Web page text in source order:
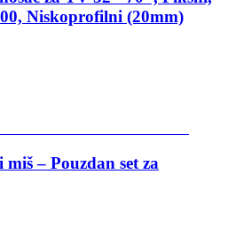
Niskoprofilni (20mm)
– Pouzdan set za